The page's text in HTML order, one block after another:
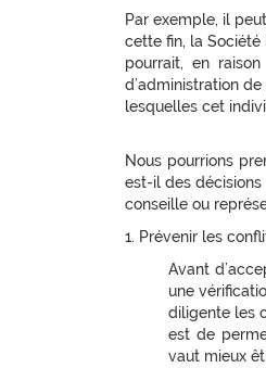
Par exemple, il
cette fin, la Société
pourrait, en
d’administration
lesquelles cet
Nous pourrions
est-il des décisions
conseille ou
1. Prévenir les
Avant
une
diligente les
est de
vaut mieux